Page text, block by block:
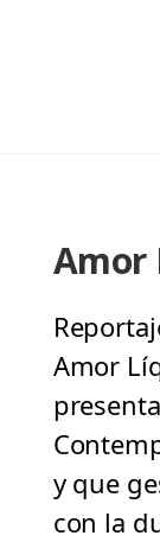
Amor
Amor
y que
con la